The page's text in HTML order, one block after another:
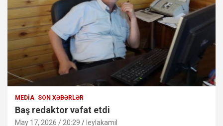
MEDIA SON XƏBƏRLƏR
Baş redaktor vəfat etdi
May 17, 2026 / 20:29 leylakamil